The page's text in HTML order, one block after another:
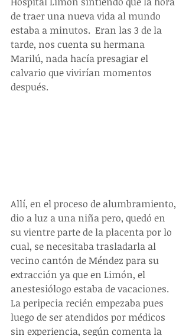
de traer una nueva vida al mundo
estaba a minutos.  Eran las 3 de la
tarde, nos cuenta su hermana
Marilú, nada hacía presagiar el
calvario que vivirían momentos
después.
Allí, en el proceso de alumbramiento,
dio a luz a una niña pero, quedó en
su vientre parte de la placenta por lo
cual, se necesitaba trasladarla al
vecino cantón de Méndez para su
extracción ya que en Limón, el
anestesiólogo estaba de vacaciones.
La peripecia recién empezaba pues
luego de ser atendidos por médicos
sin experiencia, según comenta la